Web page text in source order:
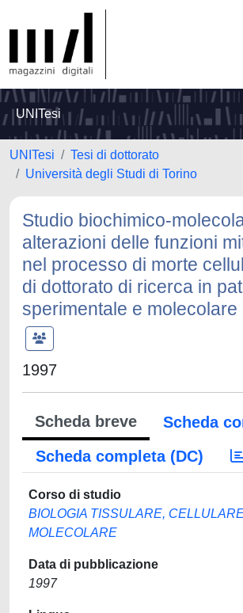
UNITesi
UNITesi
Tesi di dottorato
Università degli Studi di Torino
Studio biochimico-
alterazioni delle funzioni
nel processo di morte
di dottorato di ricerca in
sperimentale e molecolare
1997
Scheda breve
Scheda
Scheda completa (DC)
Corso di studio
BIOLOGIA TISSULARE,
MOLECOLARE
Data di pubblicazione
1997